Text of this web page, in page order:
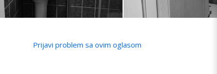
Prijavi problem sa ovim oglasom